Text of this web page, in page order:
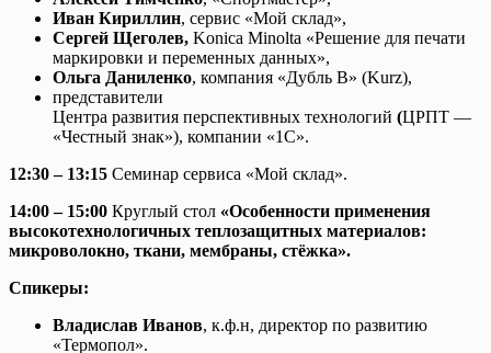
Иван Кириллин, сервис «Мой склад»,
Сергей Щеголев, Konica Minolta «Решение для печати
маркировки и переменных данных»,
Ольга Даниленко, компания «Дубль В» (Kurz),
представители
Центра развития перспективных технологий (ЦРПТ —
«Честный знак»), компании «1С».
12:30 – 13:15 Семинар сервиса «Мой склад».
14:00 – 15:00 Круглый стол «Особенности применения
высокотехнологичных теплозащитных материалов:
микроволокно, ткани, мембраны, стёжка».
Спикеры:
Владислав Иванов, к.ф.н, директор по развитию
«Термопол».